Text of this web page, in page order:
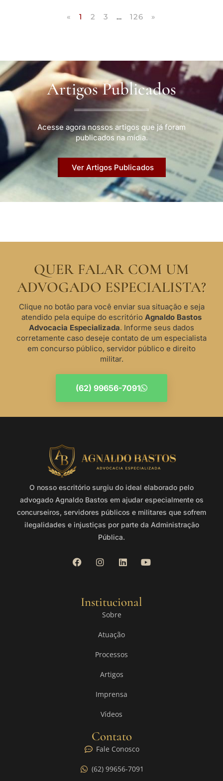
« 1 2 3 … 126 »
Artigos Publicados
Acesse agora nossos artigos que já foram
publicados na mídia.
Ver Artigos Publicados
QUER FALAR COM UM
ADVOGADO ESPECIALISTA?
Clique no botão para você enviar sua situação e seja
atendido pela equipe do escritório Agnaldo Bastos
Advocacia Especializada. Informe seus dados
corretamente caso deseje contato de um especialista
em concurso público, servidor público e direito
militar.
(62) 99656-7091
O nosso escritório surgiu do ideal elaborado pelo
advogado Agnaldo Bastos em ajudar especialmente os
concurseiros, servidores públicos e militares que sofrem
ilegalidades e injustiças por parte da Administração
Pública.
Institucional
Sobre
Atuação
Processos
Artigos
Imprensa
Vídeos
Contato
Fale Conosco
(62) 99656-7091